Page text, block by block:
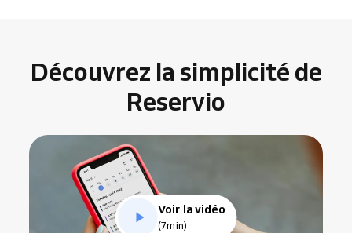
Découvrez la simplicité de
Reservio
Voir la vidéo
(7min)